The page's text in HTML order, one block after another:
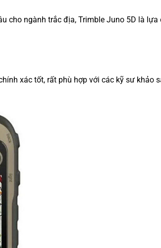
cho ngành trắc địa, Trimble Juno 5D là lựa
xác tốt, rất phù hợp với các kỹ sư khảo